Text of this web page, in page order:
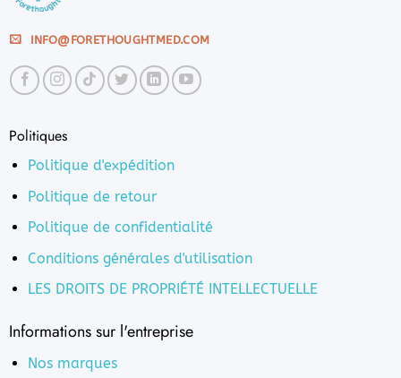
INFO@FORETHOUGHTMED.COM
Politiques
Politique d'expédition
Politique de retour
Politique de confidentialité
Conditions générales d'utilisation
LES DROITS DE PROPRIÉTÉ INTELLECTUELLE
Informations sur l'entreprise
Nos marques